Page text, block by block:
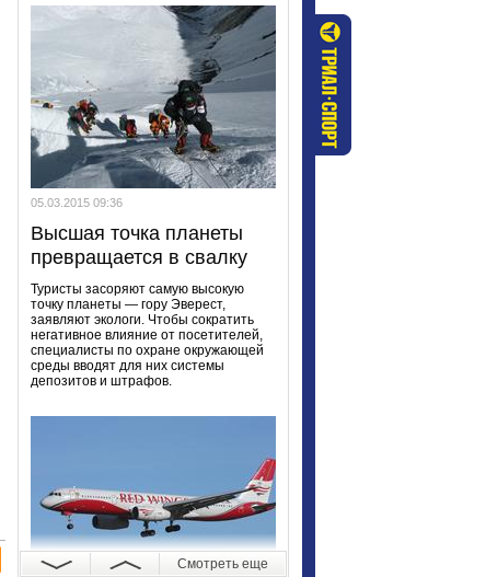
05.03.2015 09:36
Высшая точка планеты
превращается в свалку
Туристы засоряют самую высокую
точку планеты — гору Эверест,
заявляют экологи. Чтобы сократить
негативное влияние от посетителей,
специалисты по охране окружающей
среды вводят для них системы
депозитов и штрафов.
Смотреть еще